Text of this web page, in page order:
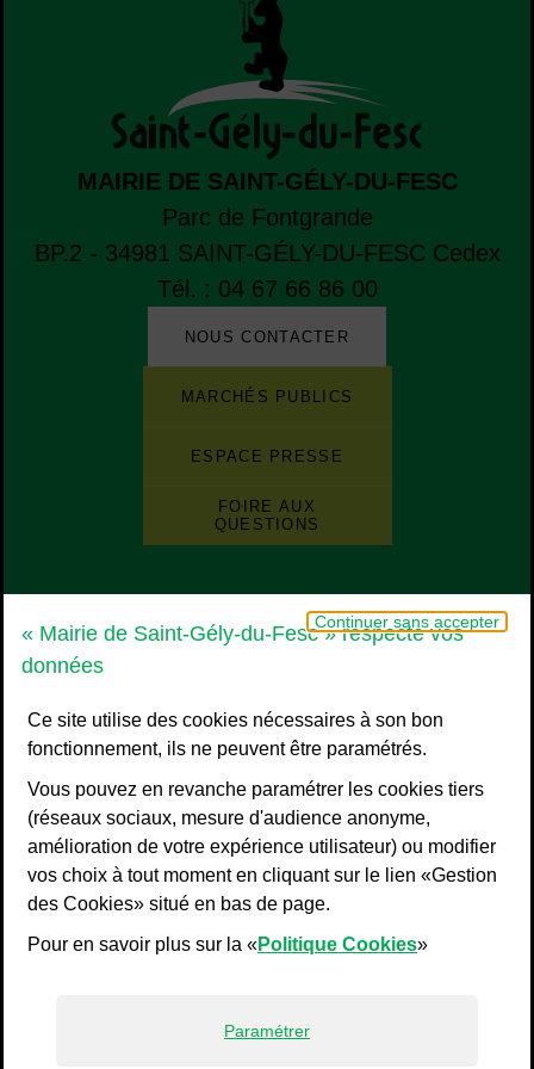
Continuer sans accepter
« Mairie de Saint-Gély-du-Fesc » respecte vos
données
Ce site utilise des cookies nécessaires à son bon
fonctionnement, ils ne peuvent être paramétrés.
Vous pouvez en revanche paramétrer les cookies tiers
(réseaux sociaux, mesure d'audience anonyme,
amélioration de votre expérience utilisateur) ou modifier
vos choix à tout moment en cliquant sur le lien «Gestion
des Cookies» situé en bas de page.
Pour en savoir plus sur la «Politique Cookies»
Paramétrer
MAIRIE DE SAINT-GÉLY-DU-FESC
Parc de Fontgrande
BP.2 - 34981 SAINT-GÉLY-DU-FESC Cedex
Tél. : 04 67 66 86 00
NOUS CONTACTER
MARCHÉS PUBLICS
ESPACE PRESSE
FOIRE AUX
QUESTIONS
Grand Pic Saint-Loup - Communauté
Liens bas de page
Mentions légales
Plan du site
Accessibilité : non conforme
Gestion des cookies